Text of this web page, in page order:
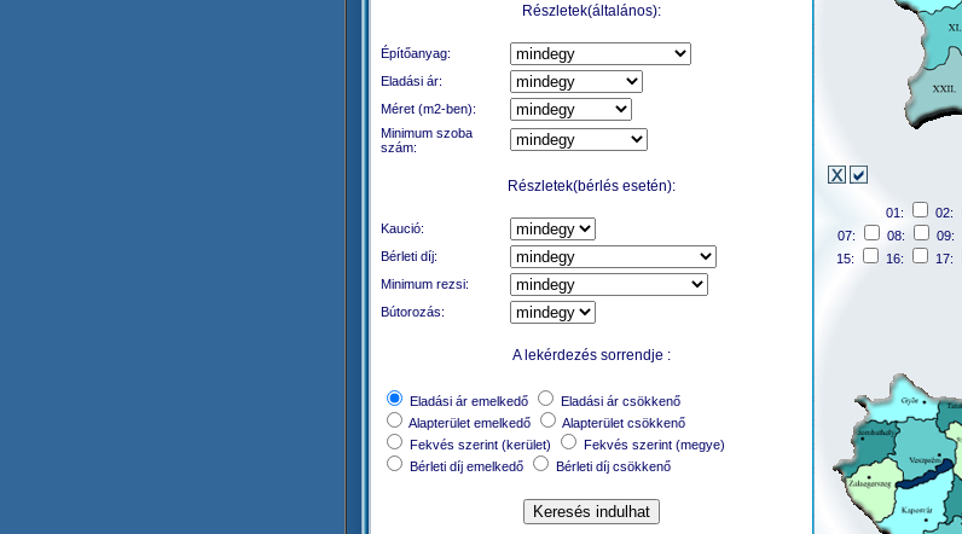
Részletek(általános):
Építőanyag:
Eladási ár:
Méret (m2-ben):
Minimum szoba
szám:
Részletek(bérlés esetén):
Kaució:
Bérleti díj:
Minimum rezsi:
Bútorozás:
A lekérdezés sorrendje :
Eladási ár emelkedő
Eladási ár csökkenő
Alapterület emelkedő
Alapterület csökkenő
Fekvés szerint (kerület)
Fekvés szerint (megye)
Bérleti díj emelkedő
Bérleti díj csökkenő
01:
02:
07:
08: 09:
15:
16: 17: